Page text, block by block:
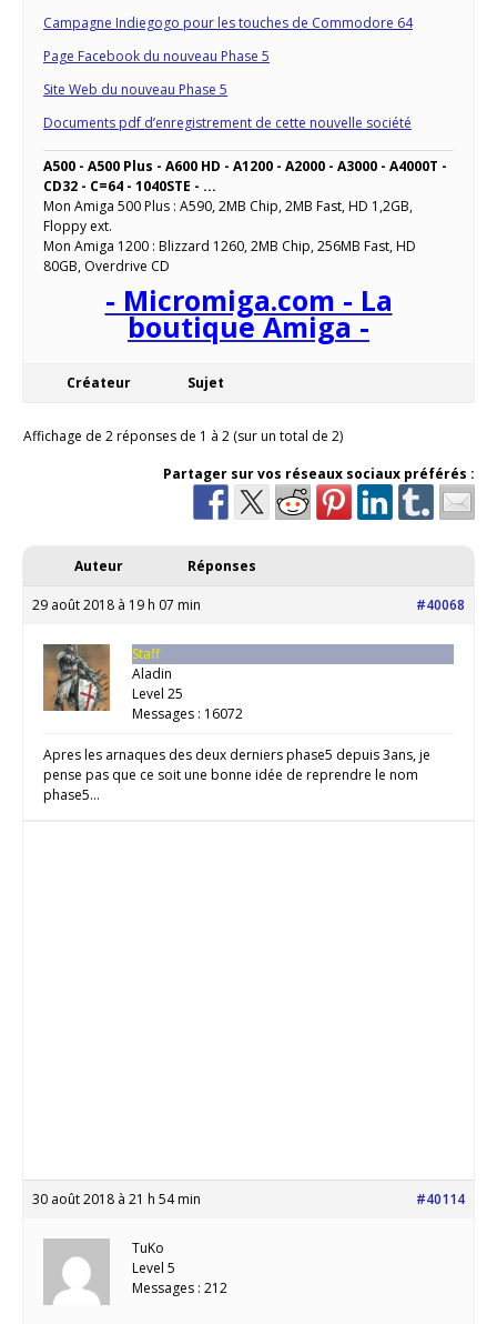
Campagne Indiegogo pour les touches de Commodore 64
Page Facebook du nouveau Phase 5
Site Web du nouveau Phase 5
Documents pdf d’enregistrement de cette nouvelle société
A500 - A500 Plus - A600 HD - A1200 - A2000 - A3000 - A4000T -
CD32 - C=64 - 1040STE - ...
Mon Amiga 500 Plus : A590, 2MB Chip, 2MB Fast, HD 1,2GB,
Floppy ext.
Mon Amiga 1200 : Blizzard 1260, 2MB Chip, 256MB Fast, HD
80GB, Overdrive CD
- Micromiga.com - La
boutique Amiga -
Créateur Sujet
Affichage de 2 réponses de 1 à 2 (sur un total de 2)
Partager sur vos réseaux sociaux préférés :
Auteur Réponses
29 août 2018 à 19 h 07 min #40068
Staff
Aladin
Level 25
Messages : 16072
Apres les arnaques des deux derniers phase5 depuis 3ans, je
pense pas que ce soit une bonne idée de reprendre le nom
phase5…
30 août 2018 à 21 h 54 min #40114
TuKo
Level 5
Messages : 212